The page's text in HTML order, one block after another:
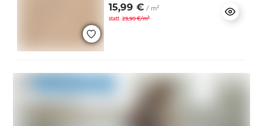
15,99 € / m²
statt 29,90 €/m²